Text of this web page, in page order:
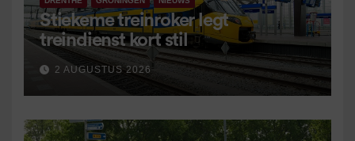
Stiekeme treinroker legt
treindienst kort stil
2 AUGUSTUS 2026